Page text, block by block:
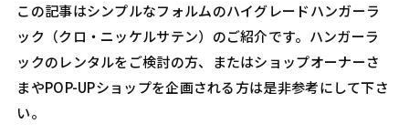
この記事はシンプルなフォルムのハイグレードハンガーラ
ック（クロ・ニッケルサテン）のご紹介です。ハンガーラ
ックのレンタルをご検討の方、またはショップオーナーさ
まやPOP-UPショップを企画される方は是非参考にして下さ
い。